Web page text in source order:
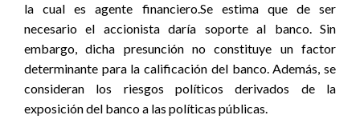
la cual es agente financiero.Se estima que de ser
necesario el accionista daría soporte al banco. Sin
embargo, dicha presunción no constituye un factor
determinante para la calificación del banco. Además, se
consideran los riesgos políticos derivados de la
exposición del banco a las políticas públicas.